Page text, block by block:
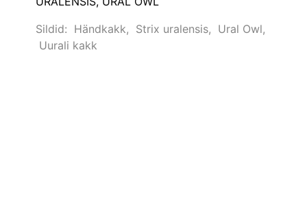
Sildid: Händkakk, Strix uralensis, Ural Owl,
Uurali kakk